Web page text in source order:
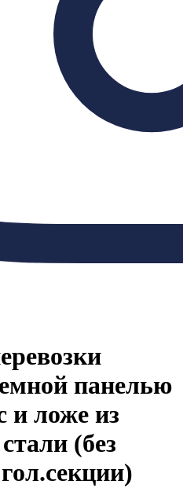
панелью
и ложе из
(без